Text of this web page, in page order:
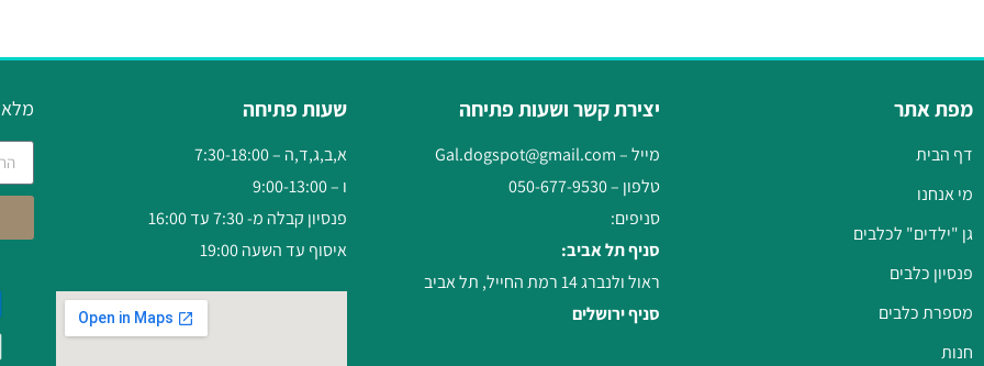
מפת אתר
דף הבית
מי אנחנו
גן "ילדים" לכלבים
פנסיון כלבים
מספרת כלבים
חנות
יצירת קשר ושעות פתיחה
מייל –Gal.dogspot@gmail.com
טלפון –050-677-9530
סניפים:
סניף תל אביב:
ראול ולנברג 14 רמת החייל, תל אביב
סניף ירושלים
שעות פתיחה
א,ב,ג,ד,ה – 7:30-18:00
ו – 9:00-13:00
פנסיון קבלה מ- 7:30 עד 16:00
איסוף עד השעה 19:00